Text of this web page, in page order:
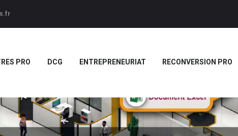
PRO DCG ENTREPRENEURIAT RECONVERSION PRO
Forces LMS
BTS
DCG
RECONVERSION PRO
BOUTIQUE